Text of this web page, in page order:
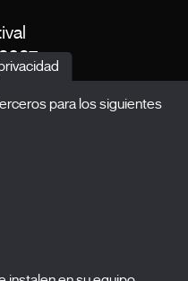
para los siguientes